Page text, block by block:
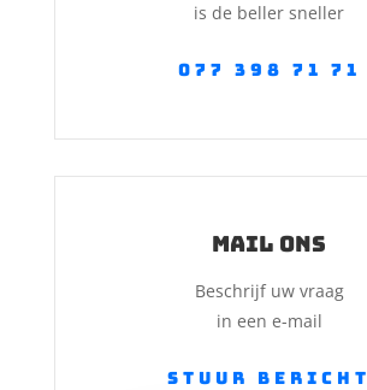
is de beller sneller
077 398 71 71
Mail ons
Beschrijf uw vraag
in een e-mail
Stuur bericht